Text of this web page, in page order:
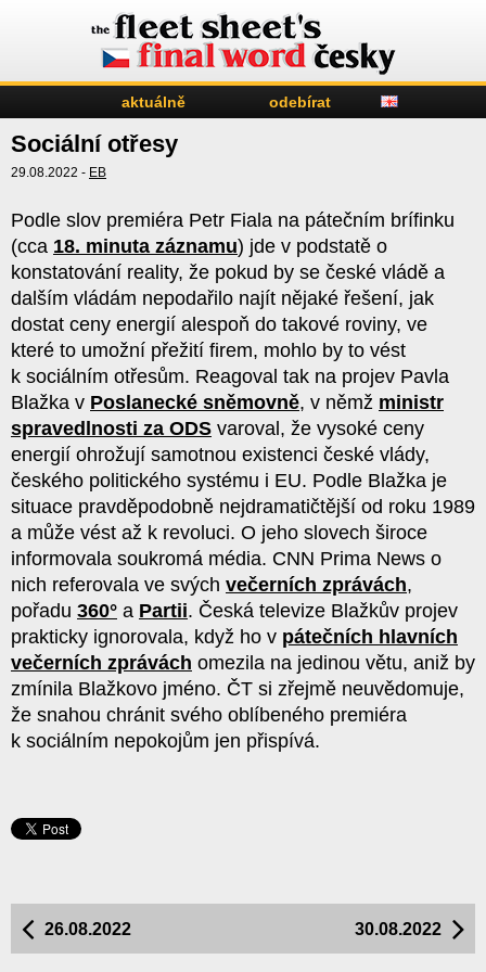
aktuálně odebírat
Sociální otřesy
29.08.2022 - EB
Podle slov premiéra Petr Fiala na pátečním brífinku
(cca 18. minuta záznamu) jde v podstatě o
konstatování reality, že pokud by se české vládě a
dalším vládám nepodařilo najít nějaké řešení, jak
dostat ceny energií alespoň do takové roviny, ve
které to umožní přežití firem, mohlo by to vést
k sociálním otřesům. Reagoval tak na projev Pavla
Blažka v Poslanecké sněmovně, v němž ministr
spravedlnosti za ODS varoval, že vysoké ceny
energií ohrožují samotnou existenci české vlády,
českého politického systému i EU. Podle Blažka je
situace pravděpodobně nejdramatičtější od roku 1989
a může vést až k revoluci. O jeho slovech široce
informovala soukromá média. CNN Prima News o
nich referovala ve svých večerních zprávách,
pořadu 360° a Partii. Česká televize Blažkův projev
prakticky ignorovala, když ho v pátečních hlavních
večerních zprávách omezila na jedinou větu, aniž by
zmínila Blažkovo jméno. ČT si zřejmě neuvědomuje,
že snahou chránit svého oblíbeného premiéra
k sociálním nepokojům jen přispívá.
30.08.2022
26.08.2022